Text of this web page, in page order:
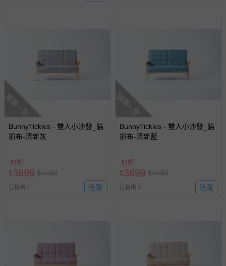
搶購一空
BunnyTickles - 雙人小沙發_貓
抓布-清新灰
83折
$3699 $4480
已售出 4 追蹤
搶購一空
BunnyTickles - 雙人小沙發_貓
抓布-清新藍
83折
$3699 $4480
已售出 1 追蹤